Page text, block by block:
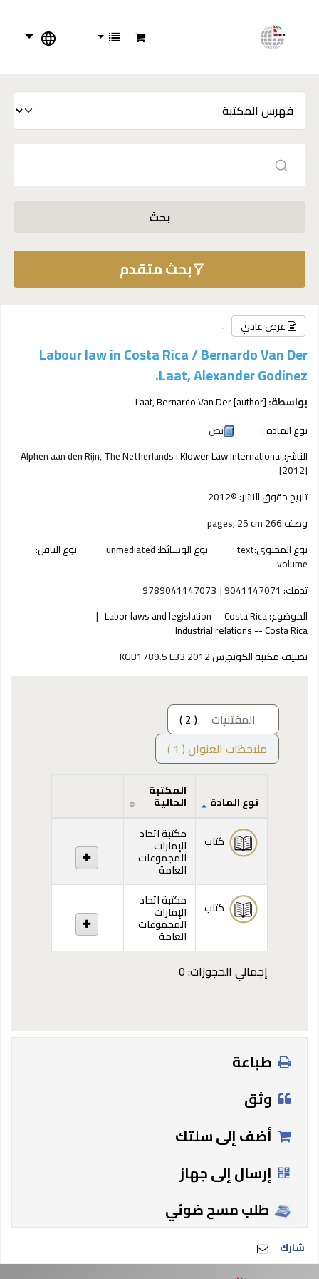
بحث
بحث متقدم
عرض عادي
Labour law in Costa Rica /Bernardo Van Der
Laat, Alexander Godinez.
بواسطة: Laat, Bernardo Van Der[author]
نوع المادة :
نص
الناشر:
Alphen aan den Rijn, The Netherlands :Klower Law International,
[2012]
تاريخ حقوق النشر:©2012
وصف:266 pages; 25 cm
نوع المحتوى:text نوع الوسائط:unmediated نوع الناقل:
volume
تدمك: 9041147071
9789041147073
الموضوع:Labor laws and legislation -- Costa Rica
Industrial relations -- Costa Rica
تصنيف مكتبة الكونجرس:KGB1789.5 L33 2012
المقتنيات
( 2 )
ملاحظات العنوان ( 1 )
المقتنيات
نوع المادة
المكتبة
الحالية
كتاب مكتبة اتحاد
الإمارات
المجموعات
العامة
كتاب
مكتبة اتحاد
الإمارات
المجموعات
العامة
إجمالي الحجوزات: 0
طباعة
وثق
أضف إلى سلتك
إرسال إلى جهاز
طلب مسح ضوئي
شارك